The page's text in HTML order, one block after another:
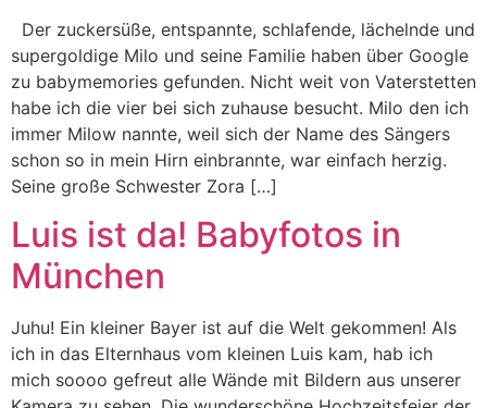
Der zuckersüße, entspannte, schlafende, lächelnde und
supergoldige Milo und seine Familie haben über Google
zu babymemories gefunden. Nicht weit von Vaterstetten
habe ich die vier bei sich zuhause besucht. Milo den ich
immer Milow nannte, weil sich der Name des Sängers
schon so in mein Hirn einbrannte, war einfach herzig.
Seine große Schwester Zora […]
Luis ist da! Babyfotos in
München
Juhu! Ein kleiner Bayer ist auf die Welt gekommen! Als
ich in das Elternhaus vom kleinen Luis kam, hab ich
mich soooo gefreut alle Wände mit Bildern aus unserer